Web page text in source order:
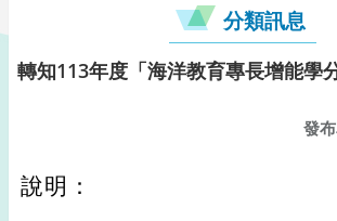
分類訊息
轉知113年度「海洋教育專長增能學
發
說明：